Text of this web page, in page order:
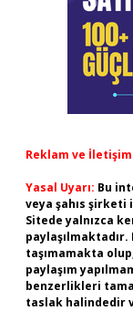
Reklam ve
Yasal Uyarı: Bu
veya şahıs şirketi
Sitede yalnızca
taşımamakta
paylaşım
benzerlikleri
taslak halindedir